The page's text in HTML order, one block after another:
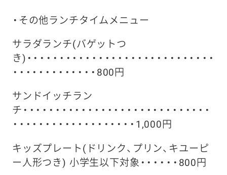
・その他ランチタイムメニュー
サラダランチ(バゲットつ
き)・・・・・・・・・・・・・・・・・・・・・・・・・・・・・
・・・・・・・・・・・・・800円
サンドイッチラン
チ・・・・・・・・・・・・・・・・・・・・・・・・・・・・・
・・・・・・・・・・・・・・・・・・・1,000円
キッズプレート(ドリンク、プリン、キユーピ
ー人形つき) 小学生以下対象・・・・・・800円